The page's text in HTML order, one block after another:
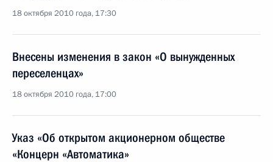
18 октября 2010 года, 17:30
Внесены изменения в закон «О вынужденных
переселенцах»
18 октября 2010 года, 17:00
Указ «Об открытом акционерном обществе
«Концерн «Автоматика»